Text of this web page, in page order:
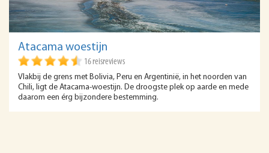
Atacama woestijn
16 reisreviews
Vlakbij de grens met Bolivia, Peru en Argentinië, in het noorden van
Chili, ligt de Atacama-woestijn. De droogste plek op aarde en mede
daarom een érg bijzondere bestemming.